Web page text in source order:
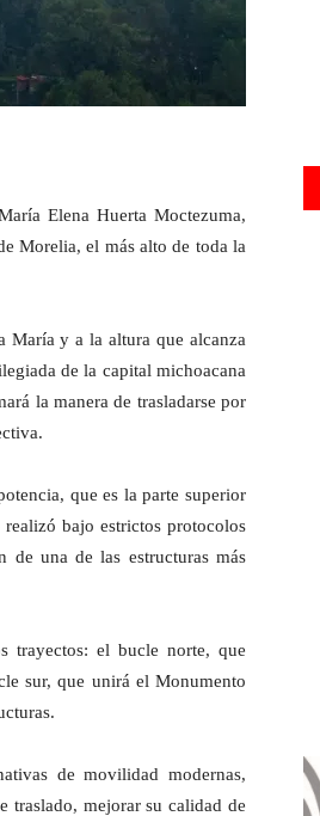
Elena Huerta Moctezuma,
Morelia, el más alto de toda la
María y a la altura que alcanza
de la capital michoacana
la manera de trasladarse por
que es la parte superior
realizó bajo estrictos protocolos
de una de las estructuras más
trayectos: el bucle norte, que
sur, que unirá el Monumento
de movilidad modernas,
traslado, mejorar su calidad de